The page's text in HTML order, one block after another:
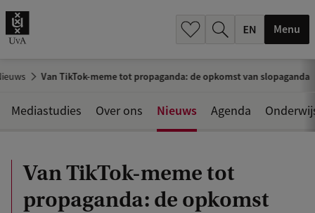
Menu
Van TikTok-meme tot propaganda: de opkomst van slopaganda
Van TikTok-meme tot
propaganda: de opkomst
Mediastudies Over ons Nieuws Agenda